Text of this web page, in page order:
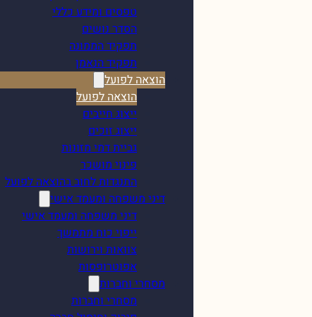
טפסים ומידע כללי
הסדר נושים
תפקיד הממונה
תפקיד הנאמן
הוצאה לפועל
הוצאה לפועל
ייצוג חייבים
ייצוג זוכים
גביית דמי מזונות
פינוי מושכר
התנגדות לחוב בהוצאה לפועל
דיני משפחה ומעמד אישי
דיני משפחה ומעמד אישי
ייפוי כוח מתמשך
צוואות וירושות
אפוטרופסות
מסחרי וחברות
מסחרי וחברות